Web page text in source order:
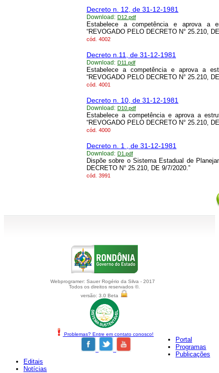
Decreto n. 12, de 31-12-1981
Download: D12.pdf
Estabelece a competência e aprova a
“REVOGADO PELO DECRETO N° 25.210,
cód. 4002
Decreto n.11, de 31-12-1981
Download: D11.pdf
Estabelece a competência e aprova a
“REVOGADO PELO DECRETO N° 25.210,
cód. 4001
Decreto n. 10, de 31-12-1981
Download: D10.pdf
Estabelece a competência e aprova a
“REVOGADO PELO DECRETO N° 25.210,
cód. 4000
Decreto n. 1 , de 31-12-1981
Download: D1.pdf
Dispõe sobre o Sistema Estadual de
DECRETO N° 25.210, DE 9/7/2020.”
cód. 3991
Webprogramer: Sauer Rogério da Silva - 2017
Todos os direitos reservados ©.
versão: 3.0 Beta
Problemas? Entre em contato conosco!
Portal
Programas
Publicações
Editais
Notícias